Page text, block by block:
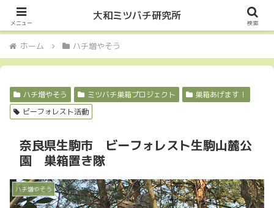
Let it Bee・・・
ホーム ハチ増やそう
ハチ増やそう ミツバチ巣箱プロジェクト
巣箱あげます！
ビーフォレスト活動
奈良県生駒市 ビーフォレスト生駒山麓公
園 巣箱置き隊
ハチ増やそう
メニュー
大和ミツバチ研究所
検索